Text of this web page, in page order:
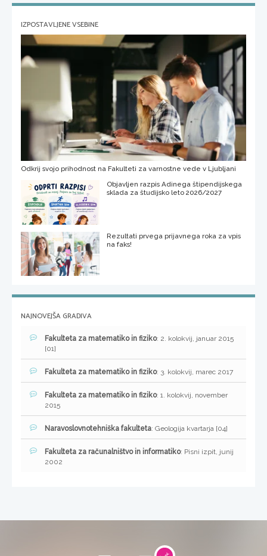
IZPOSTAVLJENE VSEBINE
Odkrij svojo prihodnost na Fakulteti za varnostne vede v Ljubljani
Objavljen razpis Adinega štipendijskega
sklada za študijsko leto 2026/2027
Rezultati prvega prijavnega roka za vpis
na faks!
NAJNOVEJŠA GRADIVA
Fakulteta za matematiko in fiziko: 2. kolokvij, januar 2015
[01]
Fakulteta za matematiko in fiziko: 3. kolokvij, marec 2017
Fakulteta za matematiko in fiziko: 1. kolokvij, november
2015
Naravoslovnotehniška fakulteta: Geologija kvartarja [04]
Fakulteta za računalništvo in informatiko: Pisni izpit, junij
2002